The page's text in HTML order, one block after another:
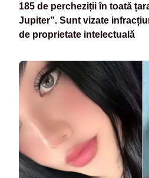
185 de percheziții în toată
Jupiter”. Sunt vizate
de proprietate intelectuală